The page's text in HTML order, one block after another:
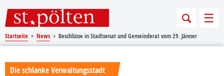
Startseite News Beschlüsse in Stadtsenat und Gemeinderat vom 29. Jänner
Die schlanke Verwaltungsstadt